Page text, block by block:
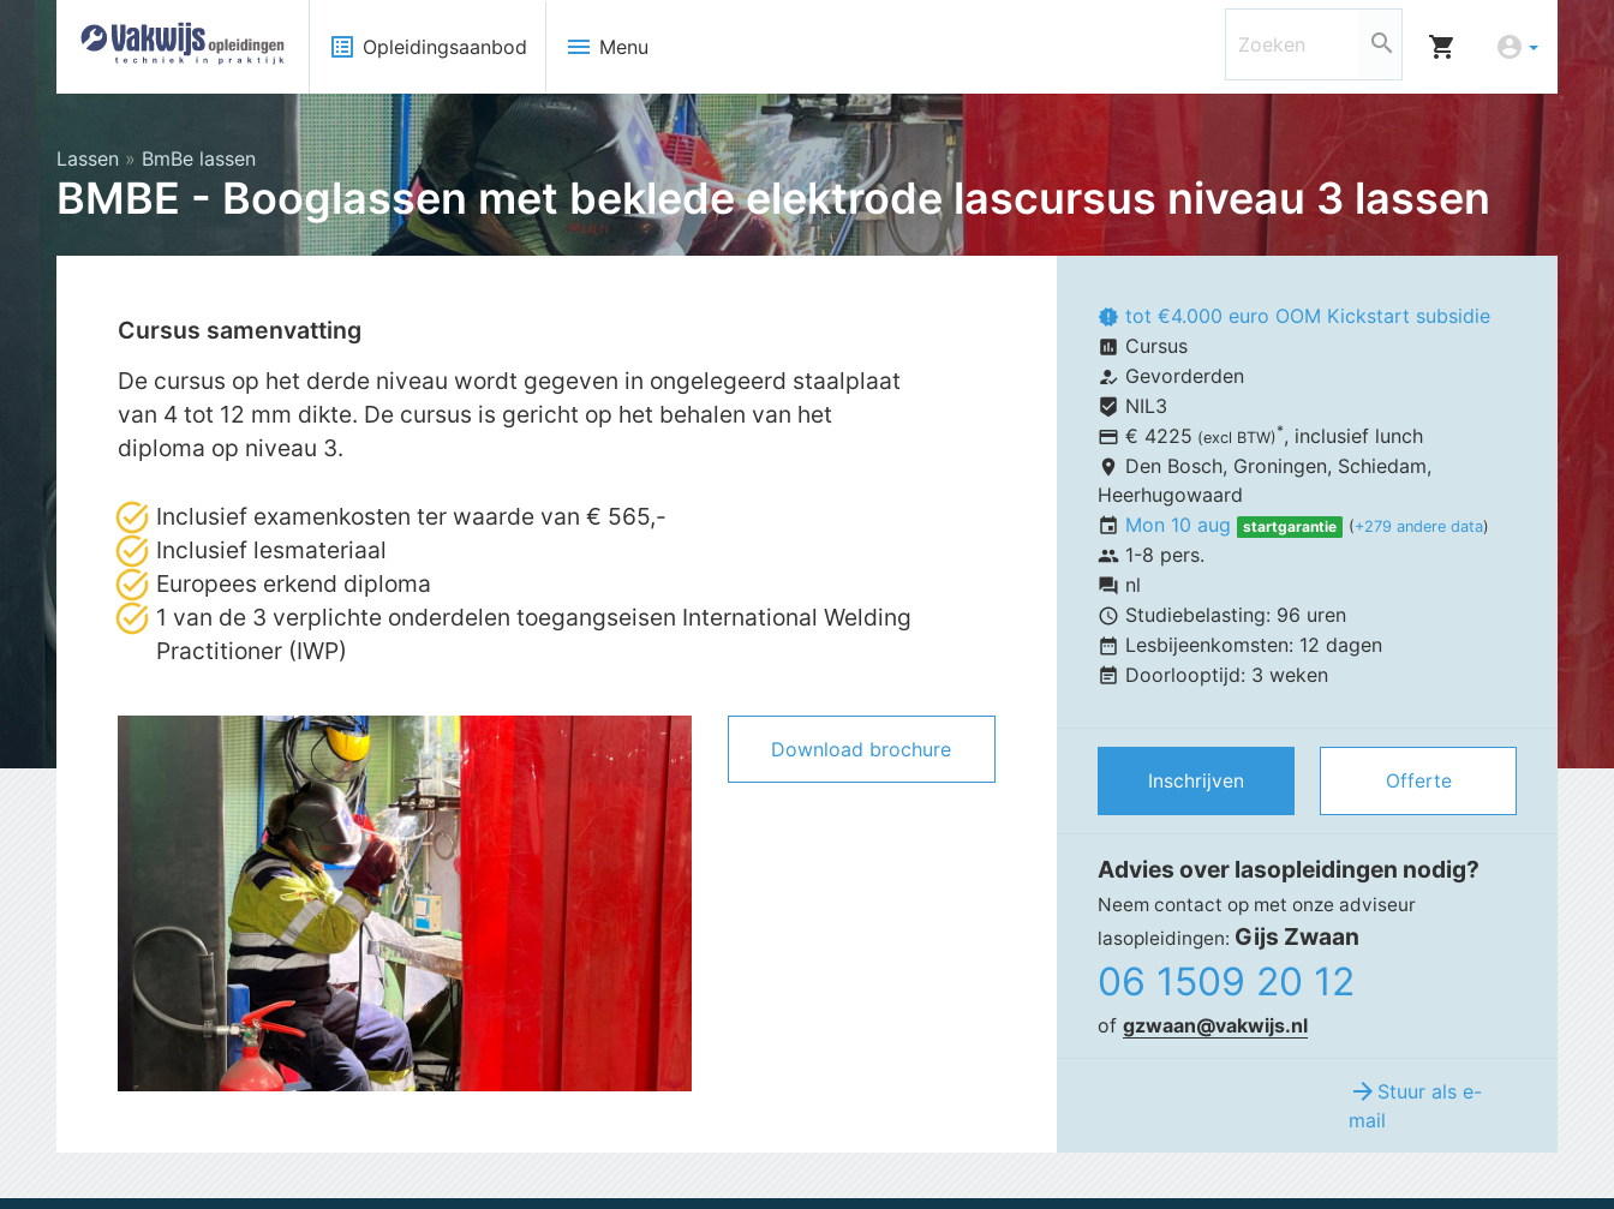
list_alt Opleidingsaanbod menu Menu search shopping_cart account_circle
Lassen » BmBe lassen
BMBE - Booglassen met beklede elektrode lascursus niveau 3 lassen
Cursus samenvatting
De cursus op het derde niveau wordt gegeven in ongelegeerd staalplaat
van 4 tot 12 mm dikte. De cursus is gericht op het behalen van het
diploma op niveau 3.
Inclusief examenkosten ter waarde van € 565,-
Inclusief lesmateriaal
Europees erkend diploma
1 van de 3 verplichte onderdelen toegangseisen International Welding
Practitioner (IWP)
Download brochure
new_releasestot €4.000 euro OOM Kickstart subsidie
assessment Cursus
how_to_reg Gevorderden
beenhere NIL3
payment€ 4225 (excl BTW)*, inclusief lunch
place Den Bosch, Groningen, Schiedam,
Heerhugowaard
event Mon 10 aug startgarantie (+279 andere data)
group 1-8 pers.
forum nl
schedule Studiebelasting: 96 uren
date_range Lesbijeenkomsten: 12 dagen
event_note Doorlooptijd: 3 weken
Inschrijven Offerte
Advies over lasopleidingen nodig?
Neem contact op met onze adviseur
lasopleidingen: Gijs Zwaan
06 1509 20 12
ofgzwaan@vakwijs.nl
arrow_forward Stuur als e-
mail